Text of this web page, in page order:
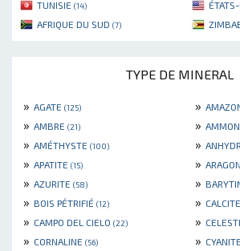
TUNISIE (14)
AFRIQUE DU SUD (7)
TYPE DE MINERAL
» AGATE (125) »
» AMBRE (21) »
» AMÉTHYSTE (100) »
» APATITE (15) »
» AZURITE (58) »
» BOIS PÉTRIFIÉ (12) » CALCITE
» CAMPO DEL CIELO (22) »
» CORNALINE (56) » CYANITE